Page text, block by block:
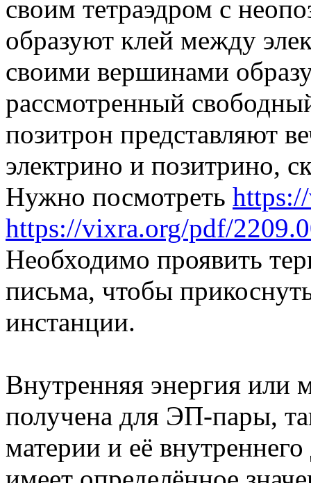
своим тетраэдром с
образуют клей между
своими вершинами
рассмотренный
позитрон представляют
электрино и позитрино,
Нужно посмотреть
https://vixra.org/pdf/
Необходимо проявить
письма, чтобы
инстанции.
Внутренняя энергия или
получена для ЭП-пары,
материи и её